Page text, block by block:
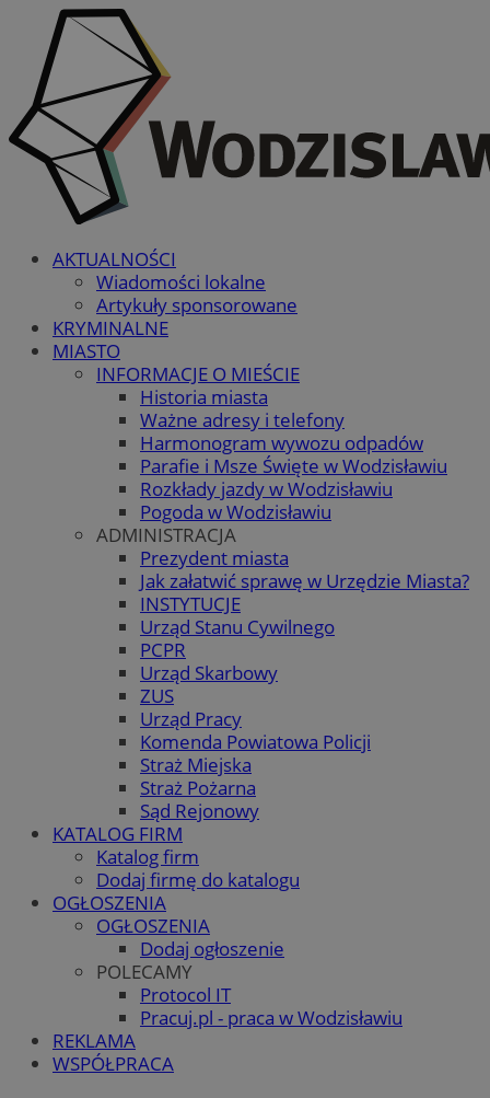
AKTUALNOŚCI
Wiadomości lokalne
Artykuły sponsorowane
KRYMINALNE
MIASTO
INFORMACJE O MIEŚCIE
Historia miasta
Ważne adresy i telefony
Harmonogram wywozu odpadów
Parafie i Msze Święte w Wodzisławiu
Rozkłady jazdy w Wodzisławiu
Pogoda w Wodzisławiu
ADMINISTRACJA
Prezydent miasta
Jak załatwić sprawę w Urzędzie Miasta?
INSTYTUCJE
Urząd Stanu Cywilnego
PCPR
Urząd Skarbowy
ZUS
Urząd Pracy
Komenda Powiatowa Policji
Straż Miejska
Straż Pożarna
Sąd Rejonowy
KATALOG FIRM
Katalog firm
Dodaj firmę do katalogu
OGŁOSZENIA
OGŁOSZENIA
Dodaj ogłoszenie
POLECAMY
Protocol IT
Pracuj.pl - praca w Wodzisławiu
REKLAMA
WSPÓŁPRACA